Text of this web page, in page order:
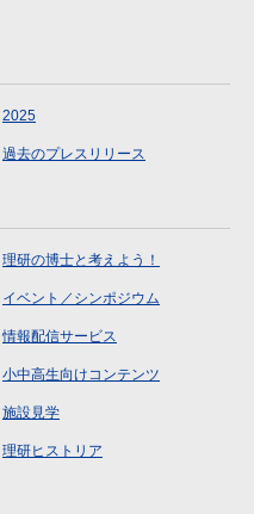
2025
過去のプレスリリース
理研の博士と考えよう！
イベント／シンポジウム
情報配信サービス
小中高生向けコンテンツ
施設見学
理研ヒストリア